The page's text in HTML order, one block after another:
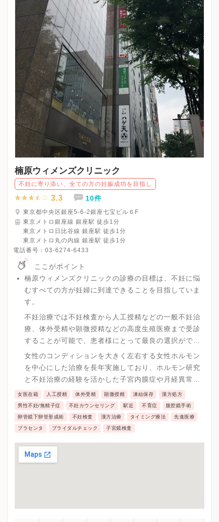
楠原ウィメンズクリニック
不妊に寄り添い、全ての方の妊娠成功を目指し
3.3 10件
東京都中央区銀座5-6-2銀座七宝ビル６F
東京メトロ銀座線 銀座駅 徒歩1分
東京メトロ日比谷線 銀座駅 徒歩1分
東京メトロ丸の内線 銀座駅 徒歩1分
電話番号： 03-6274-6433
ここがポイント
楠原ウィメンズクリニックの診療の目標は、不妊に悩
むすべての方が妊婦に到達できることを目指していま
す。
不妊治療では不妊検査から人工授精などの一般不妊治
療、体外受精や顕微授精などの高度生殖医療まで受診
することが可能で、患者様にとって最良の選択ができ
る環境を整えています。
女性のコンディションを大きく左右する女性ホルモン
を中心にした治療を長年実施しており、ホルモン研究
と不妊治療の経験を活かした子宮内膜症や月経異常、
更年期障害など女性特有の症状や疾患にも専門性の高
い治療が可能で年代に合わせた女性のトータルケアが
可能です。
女医在籍 人工授精 体外受精 顕微授精 凍結保存 漢方処方
男性不妊/無精子症 不妊カウンセリング 駅近 不育症 腹腔鏡手術
卵管鏡下卵管形成術 不妊検査 漢方治療 タイミング療法 先進医療
プラセンタ ブライダルチェック 子宮鏡検査